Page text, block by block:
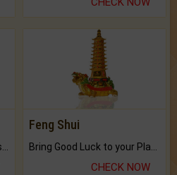
Feng Shui
CHECK NOW